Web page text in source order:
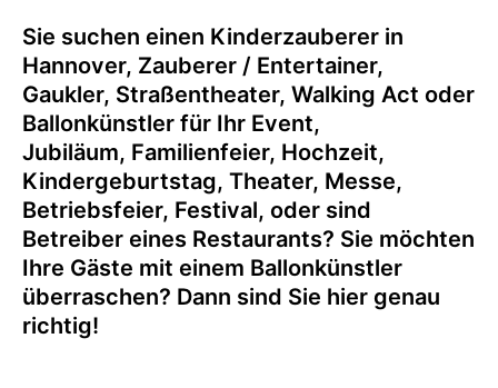
Sie suchen einen Kinderzauberer in
Hannover, Zauberer / Entertainer,
Gaukler, Straßentheater, Walking Act oder
Ballonkünstler für Ihr Event,
Jubiläum, Familienfeier, Hochzeit,
Kindergeburtstag, Theater, Messe,
Betriebsfeier, Festival, oder sind
Betreiber eines Restaurants? Sie möchten
Ihre Gäste mit einem Ballonkünstler
überraschen? Dann sind Sie hier genau
richtig!